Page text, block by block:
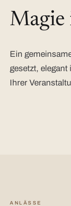
Magie
Ein
gesetzt,
Ihrer
ANLÄSSE